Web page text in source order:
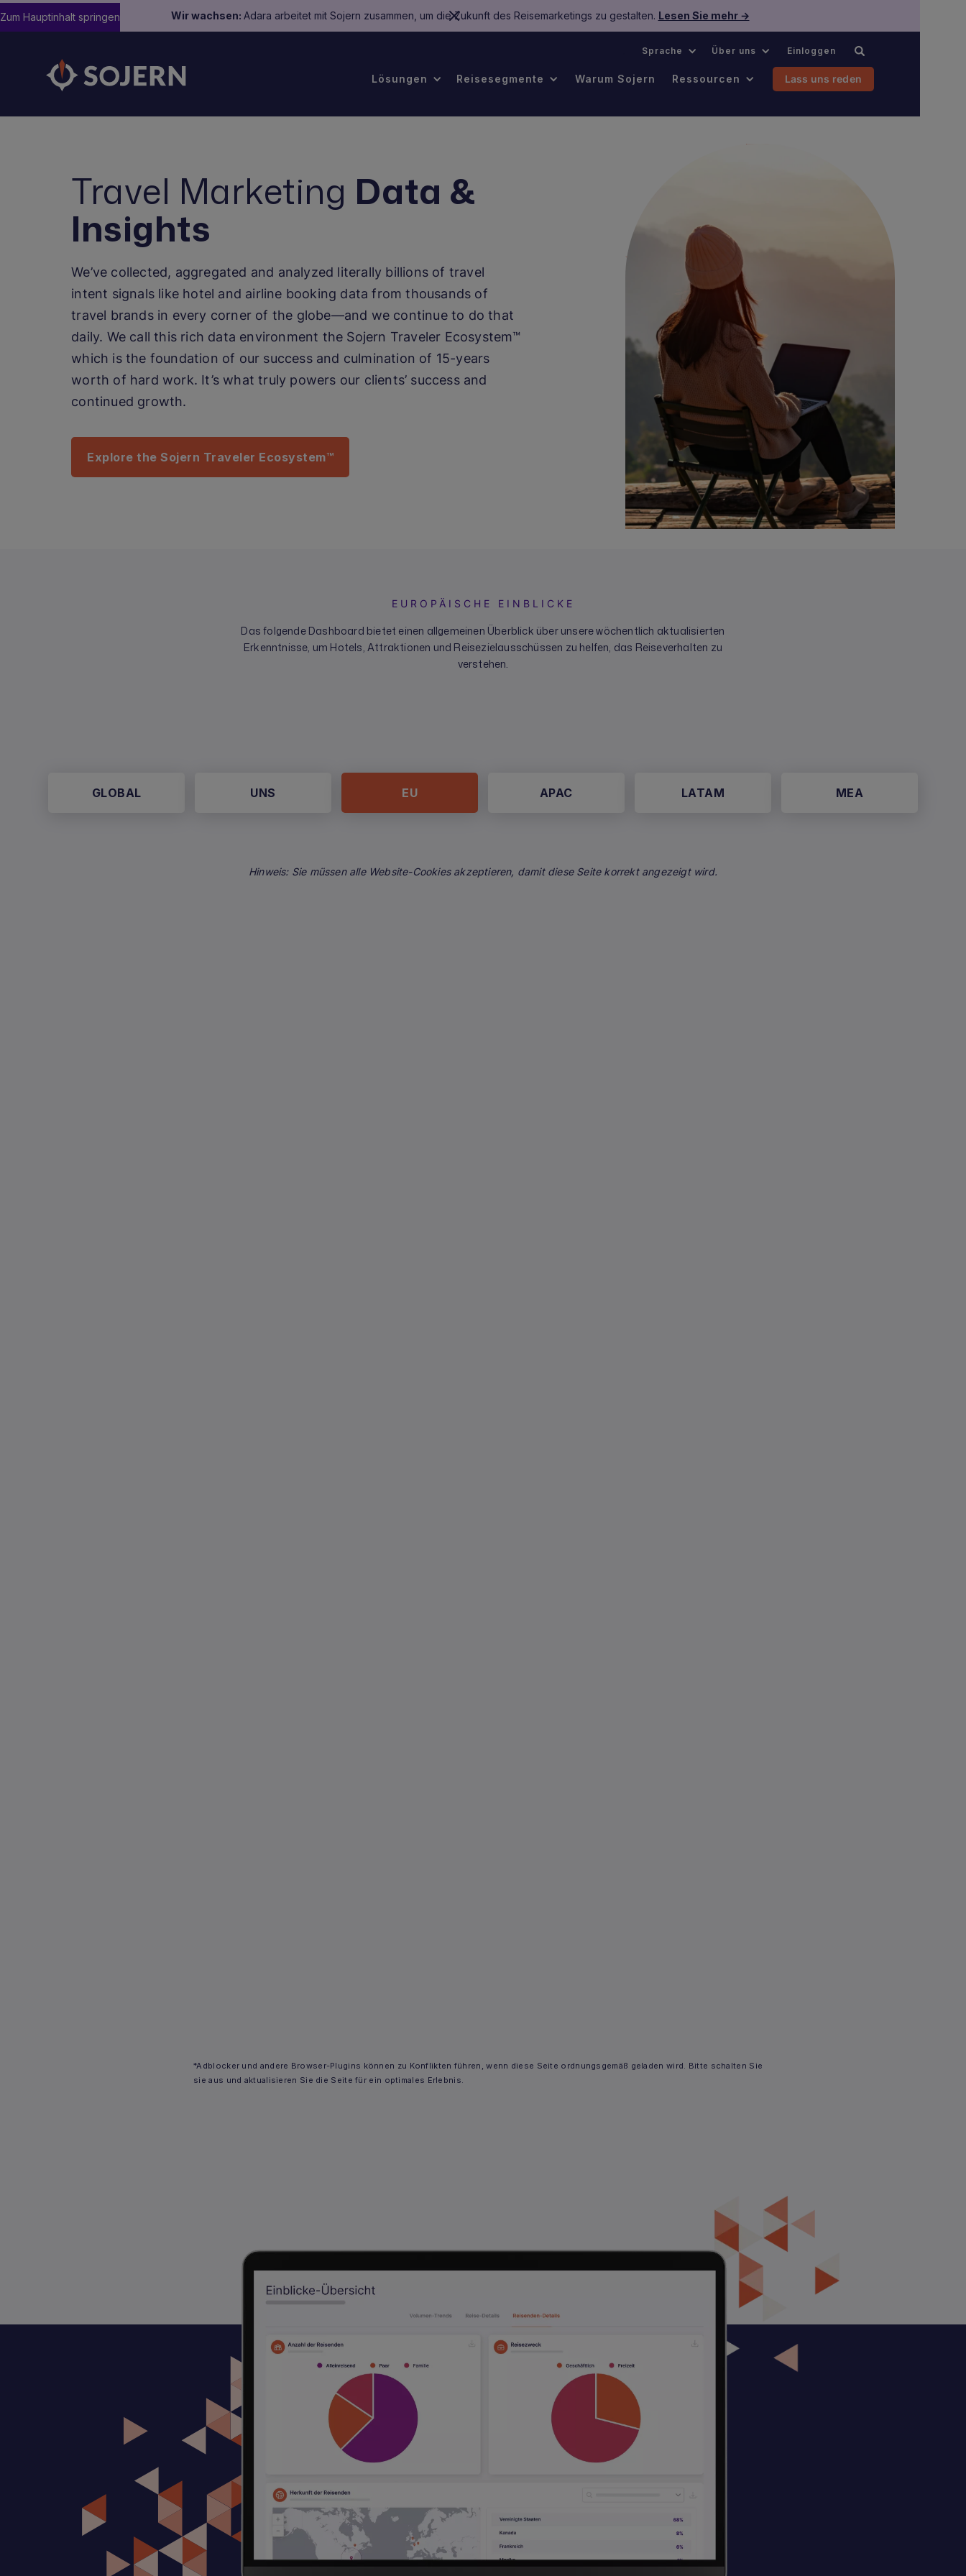
Wir wachsen: Adara arbeitet mit Sojern zusammen, um die Zukunft des Reisemarketings zu gestalten. Lesen Sie mehr →
Zum Hauptinhalt springen
Sprache Über uns Einloggen
Lösungen Reisesegmente Warum Sojern Ressourcen Lass uns reden
Travel Marketing Data &
Insights
We’ve collected, aggregated and analyzed literally billions of travel
intent signals like hotel and airline booking data from thousands of
travel brands in every corner of the globe—and we continue to do that
daily. We call this rich data environment the Sojern Traveler Ecosystem™
which is the foundation of our success and culmination of 15-years
worth of hard work. It’s what truly powers our clients’ success and
continued growth.
Explore the Sojern Traveler Ecosystem™
EUROPÄISCHE EINBLICKE
Das folgende Dashboard bietet einen allgemeinen Überblick über unsere wöchentlich aktualisierten
Erkenntnisse, um Hotels, Attraktionen und Reisezielausschüssen zu helfen, das Reiseverhalten zu
verstehen.
GLOBAL UNS EU APAC LATAM MEA
Hinweis: Sie müssen alle Website-Cookies akzeptieren, damit diese Seite korrekt angezeigt wird.
*Adblocker und andere Browser-Plugins können zu Konflikten führen, wenn diese Seite ordnungsgemäß geladen wird. Bitte schalten Sie
sie aus und aktualisieren Sie die Seite für ein optimales Erlebnis.